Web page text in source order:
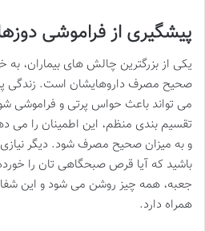
پیشگیری از فراموشی
یکی از بزرگترین چالش های بیماران،
صحیح مصرف داروهایشان است. زندگی
می تواند باعث حواس پرتی و فراموشی
تقسیم بندی منظم، این اطمینان را می
و به میزان صحیح مصرف شود. دیگر
باشید که آیا قرص صبحگاهی تان را خورده
جعبه، همه چیز روشن می شود و این
همراه دارد.